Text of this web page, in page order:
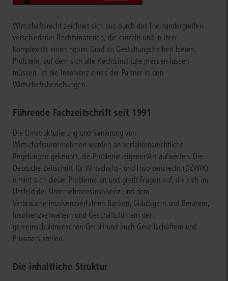
Wirtschaftsrecht zeichnet sich aus durch das Ineinandergreifen
verschiedener Rechtsmaterien, die einzeln und in ihrer
Komplexität einen hohen Grad an Gestaltungsfreiheit bieten.
Prüfstein, auf dem sich alle Rechtsinstitute messen lassen
müssen, ist die Insolvenz eines der Partner in den
Wirtschaftsbeziehungen.
Führende Fachzeitschrift seit 1991
Die Umstrukturierung und Sanierung von
Wirtschaftsunternehmen werden an verfahrensrechtliche
Regelungen geknüpft, die Probleme eigener Art aufwerfen. Die
Deutsche Zeitschrift für Wirtschafts- und Insolvenzrecht (DZWIR)
nimmt sich dieser Probleme an und greift Fragen auf, die sich im
Umfeld der Unternehmensinsolvenz und dem
Verbraucherinsolvenzverfahren Banken, Gläubigern und Beratern,
Insolvenzverwaltern und Geschäftsführern der
gemeinschuldnerischen GmbH und auch Gesellschaftern und
Privatiers stellen.
Die inhaltliche Struktur